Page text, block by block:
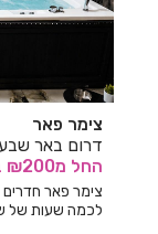
חדרים לפי
חדרים לפי
חדרים לפי
חדרים לפי
חדרים לפי
חדרים לפי
צימר פאר
דרום באר שבע
החל מ₪200
צימר פאר חדרים
לכמה שעות של